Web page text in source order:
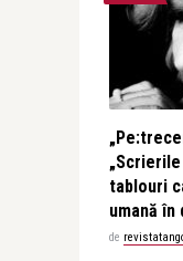
tablouri
umană în
de